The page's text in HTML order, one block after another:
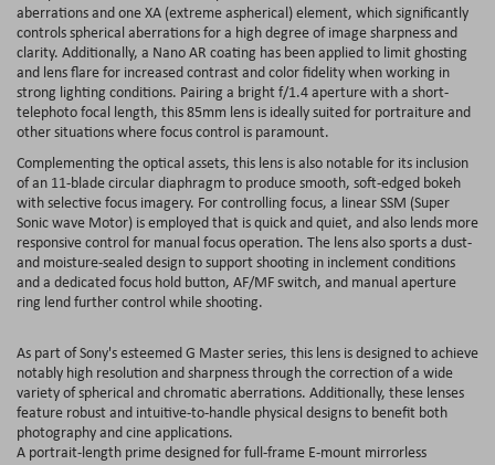
aberrations and one XA (extreme aspherical) element, which significantly
controls spherical aberrations for a high degree of image sharpness and
clarity. Additionally, a Nano AR coating has been applied to limit ghosting
and lens flare for increased contrast and color fidelity when working in
strong lighting conditions. Pairing a bright f/1.4 aperture with a short-
telephoto focal length, this 85mm lens is ideally suited for portraiture and
other situations where focus control is paramount.
Complementing the optical assets, this lens is also notable for its inclusion
of an 11-blade circular diaphragm to produce smooth, soft-edged bokeh
with selective focus imagery. For controlling focus, a linear SSM (Super
Sonic wave Motor) is employed that is quick and quiet, and also lends more
responsive control for manual focus operation. The lens also sports a dust-
and moisture-sealed design to support shooting in inclement conditions
and a dedicated focus hold button, AF/MF switch, and manual aperture
ring lend further control while shooting.
As part of Sony's esteemed G Master series, this lens is designed to achieve
notably high resolution and sharpness through the correction of a wide
variety of spherical and chromatic aberrations. Additionally, these lenses
feature robust and intuitive-to-handle physical designs to benefit both
photography and cine applications.
A portrait-length prime designed for full-frame E-mount mirrorless